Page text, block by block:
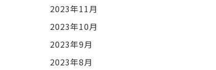
2023年11月
2023年10月
2023年9月
2023年8月